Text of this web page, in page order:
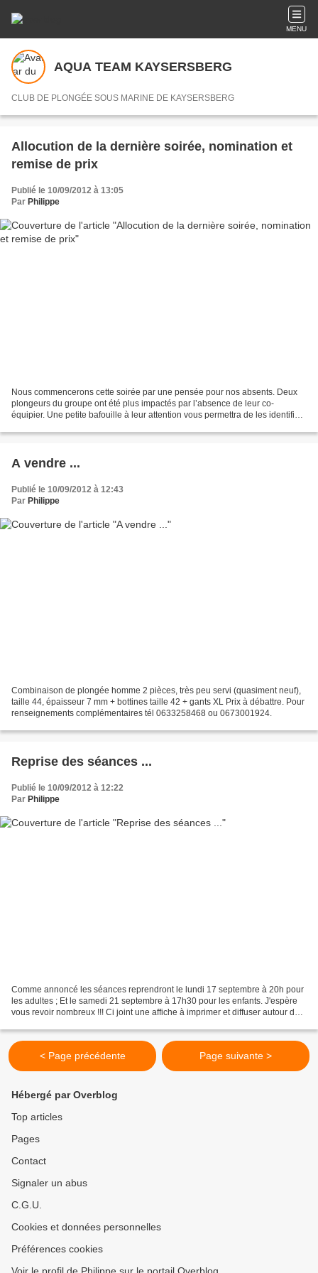
MENU
AQUA TEAM KAYSERSBERG
CLUB DE PLONGÉE SOUS MARINE DE KAYSERSBERG
Allocution de la dernière soirée, nomination et
remise de prix
Publié le 10/09/2012 à 13:05
Par Philippe
Nous commencerons cette soirée par une pensée pour nos absents. Deux
plongeurs du groupe ont été plus impactés par l’absence de leur co-
équipier. Une petite bafouille à leur attention vous permettra de les identifier
A vendre ...
Publié le 10/09/2012 à 12:43
Par Philippe
Combinaison de plongée homme 2 pièces, très peu servi (quasiment neuf),
taille 44, épaisseur 7 mm + bottines taille 42 + gants XL Prix à débattre. Pour
renseignements complémentaires tél 0633258468 ou 0673001924.
Reprise des séances ...
Publié le 10/09/2012 à 12:22
Par Philippe
Comme annoncé les séances reprendront le lundi 17 septembre à 20h pour
les adultes ; Et le samedi 21 septembre à 17h30 pour les enfants. J'espère
vous revoir nombreux !!! Ci joint une affiche à imprimer et diffuser autour de
< Page précédente Page suivante >
Hébergé par Overblog
Top articles
Pages
Contact
Signaler un abus
C.G.U.
Cookies et données personnelles
Préférences cookies